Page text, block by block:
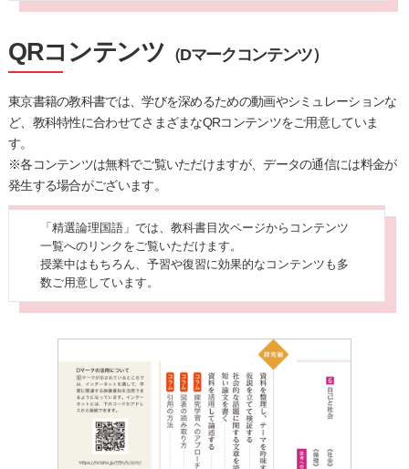
QRコンテンツ （Dマークコンテンツ）
東京書籍の教科書では、学びを深めるための動画やシミュレーションな
ど、教科特性に合わせてさまざまなQRコンテンツをご用意していま
す。
※各コンテンツは無料でご覧いただけますが、データの通信には料金が
発生する場合がございます。
「精選論理国語」では、教科書目次ページからコンテンツ
一覧へのリンクをご覧いただけます。
授業中はもちろん、予習や復習に効果的なコンテンツも多
数ご用意しています。